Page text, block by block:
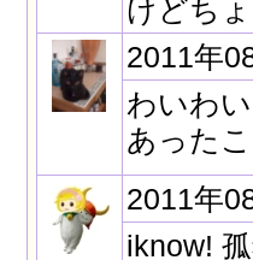
けどち
2011年
わいわ
あった
2011年
iknow!